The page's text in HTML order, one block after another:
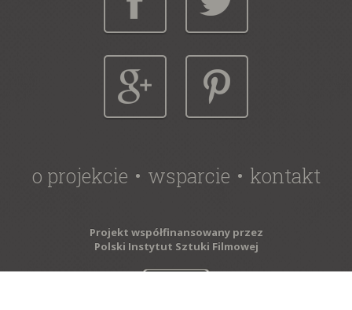
o projekcie wsparcie kontakt
Projekt współfinansowany przez